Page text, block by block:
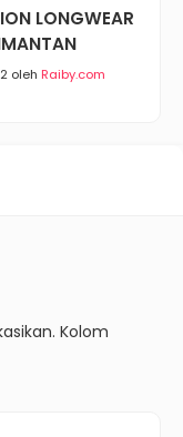
LONGWEAR
oleh Raiby.com
Kolom